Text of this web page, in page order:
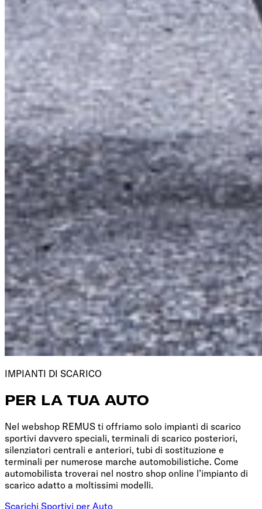
IMPIANTI DI SCARICO
PER LA TUA AUTO
Nel webshop REMUS ti offriamo solo impianti di scarico
sportivi davvero speciali, terminali di scarico posteriori,
silenziatori centrali e anteriori, tubi di sostituzione e
terminali per numerose marche automobilistiche. Come
automobilista troverai nel nostro shop online l’impianto di
scarico adatto a moltissimi modelli.
Scarichi Sportivi per Auto